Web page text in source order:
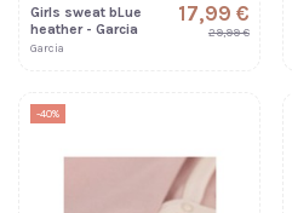
Girls sweat bLue
heather - Garcia
Garcia
17,99 €
29,99 €
-40%